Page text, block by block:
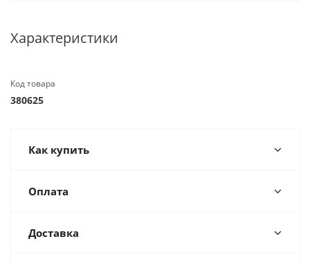
Характеристики
Код товара
380625
Как купить
Оплата
Доставка